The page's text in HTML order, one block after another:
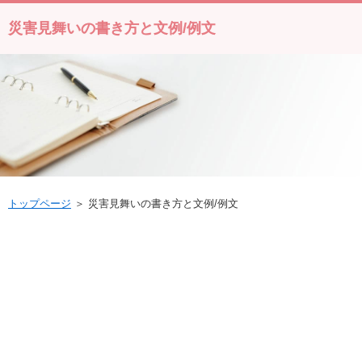
災害見舞いの書き方と文例/例文
トップページ ＞ 災害見舞いの書き方と文例/例文